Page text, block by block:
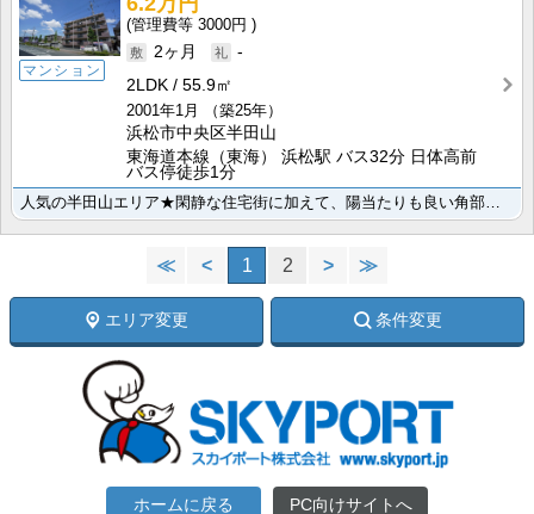
マンション
3000円
2ヶ月
-
2LDK
55.9㎡
2001年1月
（築25年）
浜松市中央区半田山
東海道本線（東海） 浜松駅 バス32分 日体高前
バス停徒歩1分
人気の半田山エリア★閑静な住宅街に加えて、陽当たりも良い角部屋でございます。周辺には公園やドラックス･･･
≪ < 1 2 > ≫
エリア変更 条件変更
ホームに戻る PC向けサイトへ